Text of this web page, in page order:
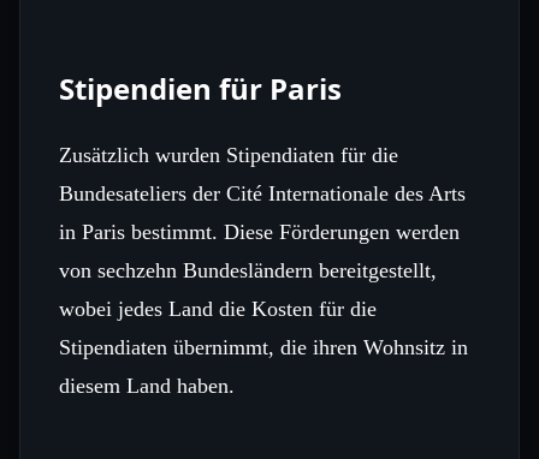
Stipendien für Paris
Zusätzlich wurden Stipendiaten für die
Bundesateliers der Cité Internationale des Arts
in Paris bestimmt. Diese Förderungen werden
von sechzehn Bundesländern bereitgestellt,
wobei jedes Land die Kosten für die
Stipendiaten übernimmt, die ihren Wohnsitz in
diesem Land haben.